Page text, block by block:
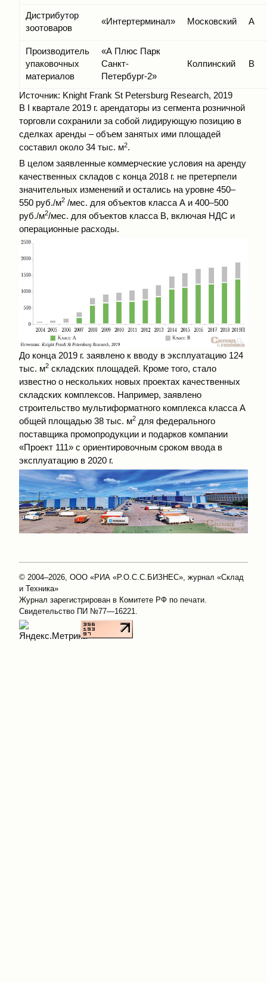
Дистрибутор
зоотоваров
«Интертерминал» Московский A
Производитель
упаковочных
материалов
«А Плюс Парк
Санкт-
Петербург-2»
Колпинский B
Источник: Knight Frank St Petersburg Research, 2019
В I квартале 2019 г. арендаторы из сегмента розничной
торговли сохранили за собой лидирующую позицию в
сделках аренды – объем занятых ими площадей
составил около 34 тыс. м2.
В целом заявленные коммерческие условия на аренду
качественных складов с конца 2018 г. не претерпели
значительных изменений и остались на уровне 450–
550 руб./м2 /мес. для объектов класса А и 400–500
руб./м2/мес. для объектов класса B, включая НДС и
операционные расходы.
До конца 2019 г. заявлено к вводу в эксплуатацию 124
тыс. м2 складских площадей. Кроме того, стало
известно о нескольких новых проектах качественных
складских комплексов. Например, заявлено
строительство мультиформатного комплекса класса А
общей площадью 38 тыс. м2 для федерального
поставщика промопродукции и подарков компании
«Проект 111» с ориентировочным сроком ввода в
эксплуатацию в 2020 г.
© 2004–2026, ООО «РИА «Р.О.С.С.БИЗНЕС», журнал «Склад
и Техника»
Журнал зарегистрирован в Комитете РФ по печати.
Свидетельство ПИ №77—16221.